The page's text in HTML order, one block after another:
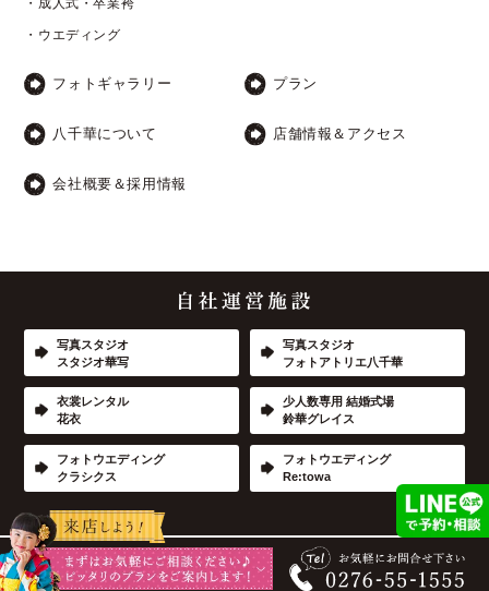
・成人式・卒業袴
・ウエディング
フォトギャラリー プラン
八千華について 店舗情報＆アクセス
会社概要＆採用情報
写真スタジオ
スタジオ華写
写真スタジオ
フォトアトリエ八千華
衣裳レンタル
花衣
少人数専用 結婚式場
鈴華グレイス
フォトウエディング
クラシクス
フォトウエディング
Re:towa